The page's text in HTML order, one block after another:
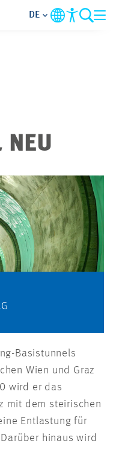
DE
NEU
Basistunnels
Wien und Graz
wird er das
mit dem steirischen
Entlastung für
hinaus wird